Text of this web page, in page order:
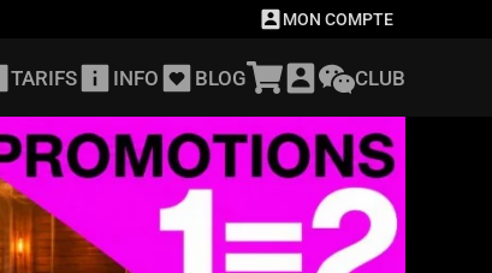
MON COMPTE
TARIFS INFO BLOG CLUB